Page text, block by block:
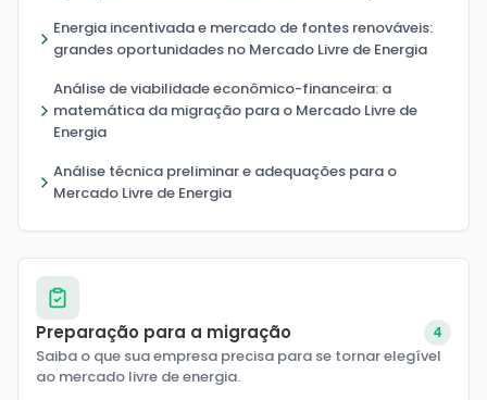
Energia incentivada e mercado de fontes renováveis:
grandes oportunidades no Mercado Livre de Energia
Análise de viabilidade econômico-financeira: a
matemática da migração para o Mercado Livre de
Energia
Análise técnica preliminar e adequações para o
Mercado Livre de Energia
Preparação para a migração 4
Saiba o que sua empresa precisa para se tornar elegível
ao mercado livre de energia.